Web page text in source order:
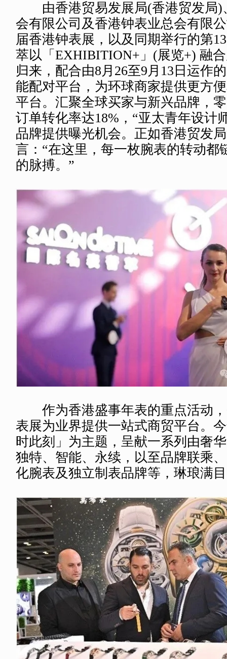
由香港贸易发展局(香港贸发局)
会有限公司及香港钟表业总会有限
届香港钟表展，以及同期举行的第
萃以「EXHIBITION+」(展览+) 融
归来，配合由8月26至9月13日运作
能配对平台，为环球商家提供更方
平台。汇聚全球买家与新兴品牌，
订单转化率达18%，“亚太青年设计
品牌提供曝光机会。正如香港贸发
言：“在这里，每一枚腕表的转动都
的脉搏。”
作为香港盛事年表的重点活动
表展为业界提供一站式商贸平台。
时此刻」为主题，呈献一系列由奢
独特、智能、永续，以至品牌联乘
化腕表及独立制表品牌等，琳琅满